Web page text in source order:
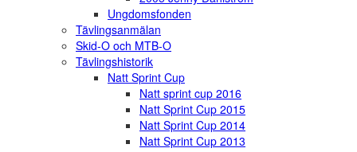
Ungdomsfonden
Tävlingsanmälan
Skid-O och MTB-O
Tävlingshistorik
Natt Sprint Cup
Natt sprint cup 2016
Natt Sprint Cup 2015
Natt Sprint Cup 2014
Natt Sprint Cup 2013